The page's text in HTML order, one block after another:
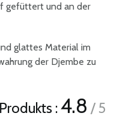
gefüttert und an der
glattes Material im
der Djembe zu
:4.8 / 5